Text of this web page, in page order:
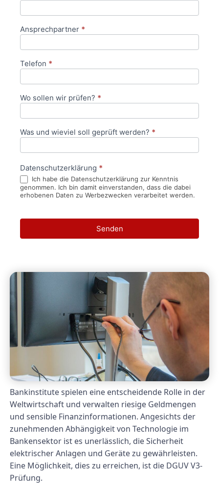
Ansprechpartner *
Telefon *
Wo sollen wir prüfen? *
Was und wieviel soll geprüft werden? *
Datenschutzerklärung *
Ich habe die Datenschutzerklärung zur Kenntnis
genommen. Ich bin damit einverstanden, dass die dabei
erhobenen Daten zu Werbezwecken verarbeitet werden.
Senden
Bankinstitute spielen eine entscheidende Rolle in der
Weltwirtschaft und verwalten riesige Geldmengen
und sensible Finanzinformationen. Angesichts der
zunehmenden Abhängigkeit von Technologie im
Bankensektor ist es unerlässlich, die Sicherheit
elektrischer Anlagen und Geräte zu gewährleisten.
Eine Möglichkeit, dies zu erreichen, ist die DGUV V3-
Prüfung.